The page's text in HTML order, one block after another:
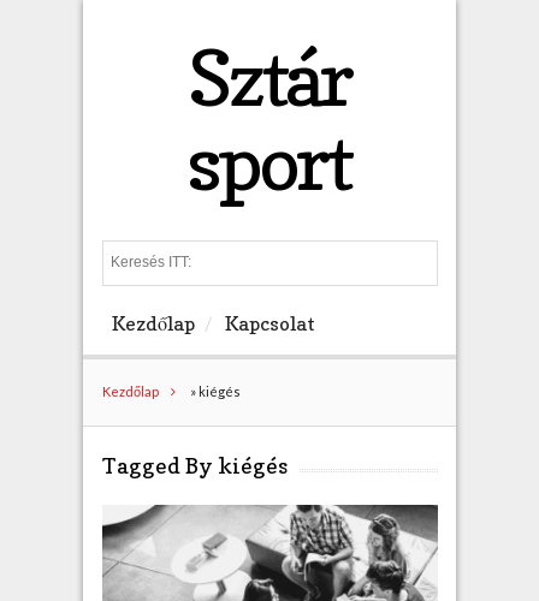
Sztár
sport
e
h
Kezdőlap Kapcsolat
Kezdőlap » kiégés
Tagged By kiégés